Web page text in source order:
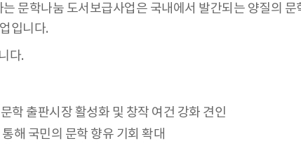
문학나눔 도서보급사업은 국내에서 발간되는 양질의
입니다.
다.
학 출판시장 활성화 및 창작 여건 강화 견인
해 국민의 문학 향유 기회 확대